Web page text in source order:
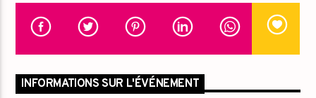
INFORMATIONS SUR L'ÉVÉNEMENT